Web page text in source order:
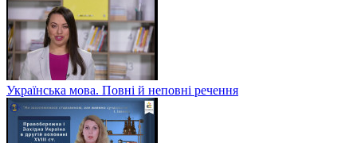
Українська мова. Повні й неповні речення